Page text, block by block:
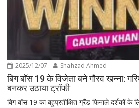
2025/12/07 Shahzad Ahmed
बिग बॉस 19 के विजेता बने गौरव खन्ना:
बनकर उठाया ट्रॉफी
बिग बॉस 19 का बहुप्रतीक्षित ग्रैंड फिनाले दर्शकों के